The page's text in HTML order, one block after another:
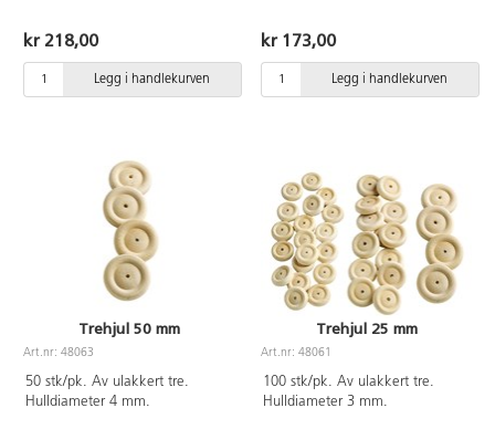
kr 218,00
Legg i handlekurven
kr 173,00
Legg i handlekurven
Trehjul 50 mm
Art.nr: 48063
50 stk/pk. Av ulakkert tre.
Hulldiameter 4 mm.
Trehjul 25 mm
Art.nr: 48061
100 stk/pk. Av ulakkert tre.
Hulldiameter 3 mm.